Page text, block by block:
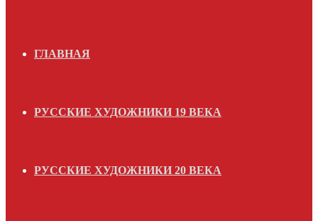
ГЛАВНАЯ
РУССКИЕ ХУДОЖНИКИ 19 ВЕКА
РУССКИЕ ХУДОЖНИКИ 20 ВЕКА